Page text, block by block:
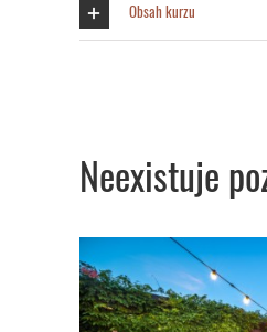
Obsah kurzu
Neexistuje